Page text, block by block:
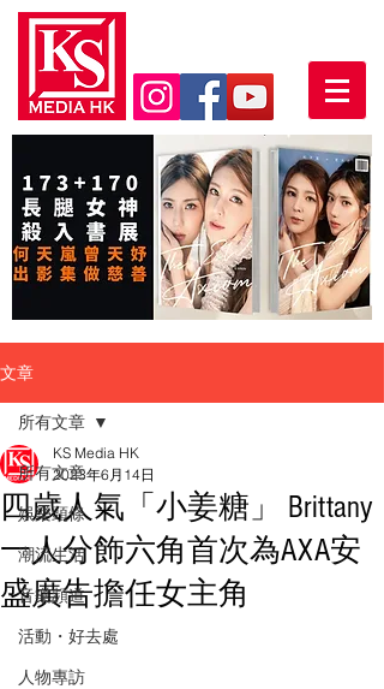
文章
所有文章
娛樂頭條
潮流生活
音樂頻道
活動・好去處
人物專訪
所有文章
四歲人氣「小姜糖」 Brittany
一人分飾六角首次為AXA安
盛廣告擔任女主角
KS Media HK
2023年6月14日